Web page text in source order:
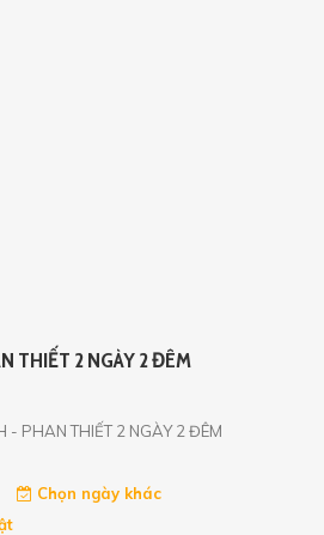
THIẾT 2 NGÀY 2 ĐÊM
- PHAN THIẾT 2 NGÀY 2 ĐÊM
Chọn ngày khác